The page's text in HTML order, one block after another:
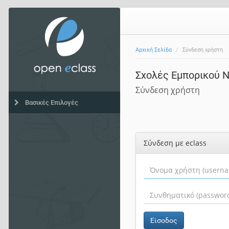
Αρχική Σελίδα Σύνδεση χρήστη
Σχολές Εμπορικού
Σύνδεση χρήστη
Σύνδεση με eclass
Είσοδος
Βασικές Επιλογές